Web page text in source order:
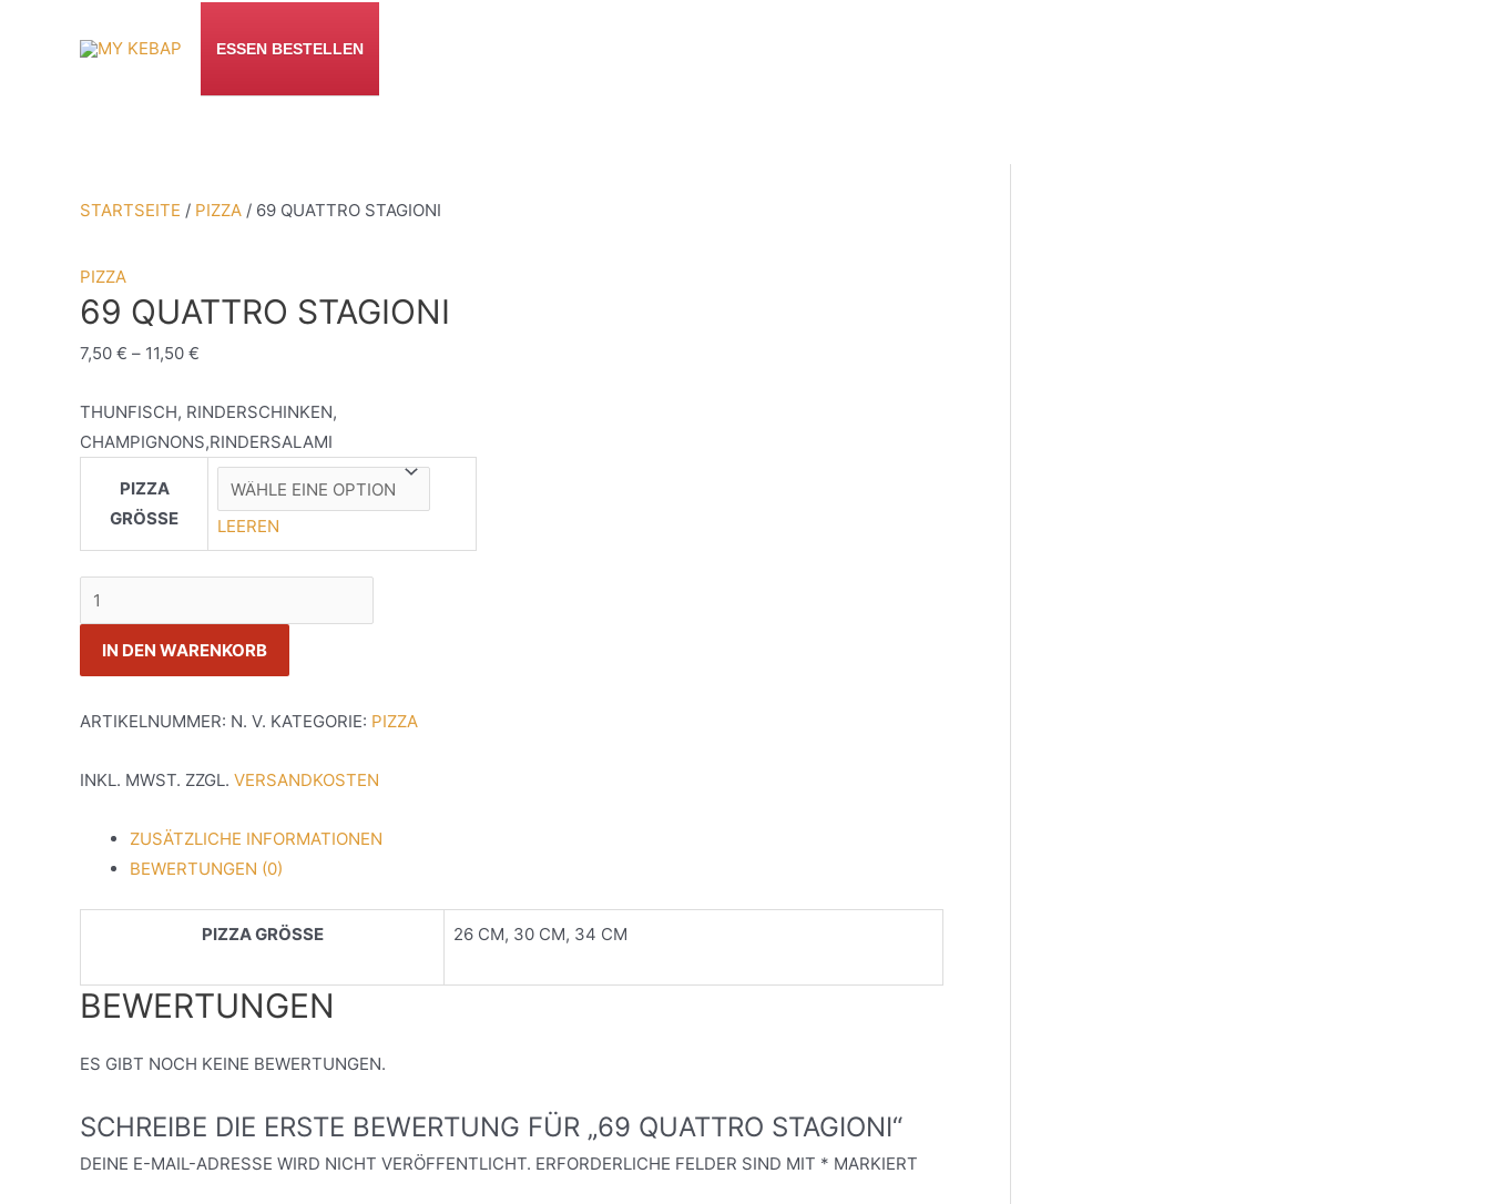
ESSEN BESTELLEN
STARTSEITE / PIZZA / 69 QUATTRO STAGIONI
PIZZA
69 QUATTRO STAGIONI
7,50 € – 11,50 €
THUNFISCH, RINDERSCHINKEN,
CHAMPIGNONS,RINDERSALAMI
PIZZA
GRÖSSE
LEEREN
69
QUATTRO
STAGIONI
MENGE
IN DEN WARENKORB
ARTIKELNUMMER: N. V. KATEGORIE: PIZZA
INKL. MWST. ZZGL. VERSANDKOSTEN
ZUSÄTZLICHE INFORMATIONEN
BEWERTUNGEN (0)
PIZZA GRÖSSE 26 CM, 30 CM, 34 CM
BEWERTUNGEN
ES GIBT NOCH KEINE BEWERTUNGEN.
SCHREIBE DIE ERSTE BEWERTUNG FÜR „69 QUATTRO STAGIONI“
DEINE E-MAIL-ADRESSE WIRD NICHT VERÖFFENTLICHT. ERFORDERLICHE FELDER SIND MIT * MARKIERT